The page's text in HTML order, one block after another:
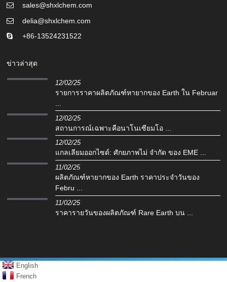
sales@shxlchem.com
delia@shxlchem.com
+86-13524231522
ข่าวล่าสุด
12/02/25
รายการราคาผลิตภัณฑ์หายากของ Earth ใน Februar
12/02/25
สถานการณ์เฉพาะคือนาโนเซียมโอ ...
12/02/25
แกลเลียมออกไซด์: ศักยภาพไม่ จำกัด ของ EME ...
11/02/25
ผลิตภัณฑ์หายากของ Earth ราคาประจำวันของ
Febru ...
11/02/25
ราคารายวันของผลิตภัณฑ์ Rare Earth บน ...
English
French